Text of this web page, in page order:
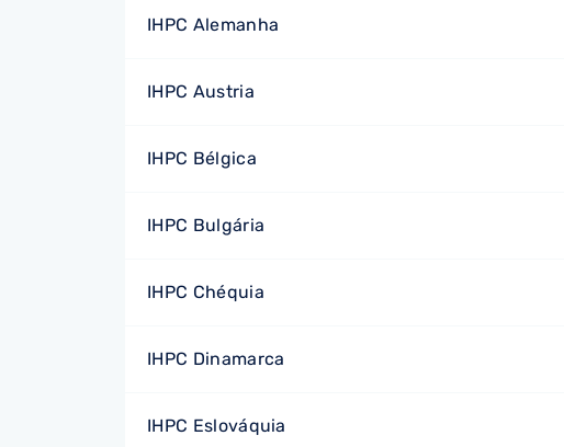
IHPC Alemanha
IHPC Austria
IHPC Bélgica
IHPC Bulgária
IHPC Chéquia
IHPC Dinamarca
IHPC Eslováquia